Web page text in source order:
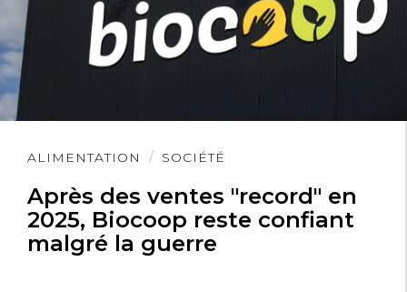
ALIMENTATION SOCIÉTÉ
Après des ventes "record" en
2025, Biocoop reste confiant
malgré la guerre
Lire